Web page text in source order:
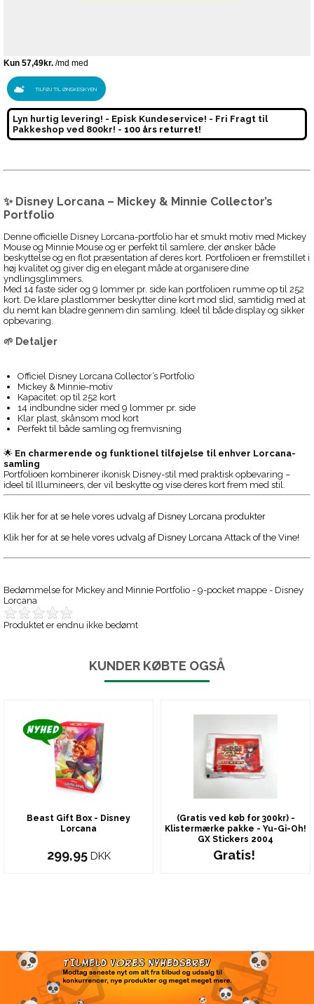
TILFØJ TIL ØNSKESKYEN
Lyn hurtig levering! - Episk Kundeservice! - Fri Fragt til
Pakkeshop ved 800kr! - 100 års returret!
✨ Disney Lorcana – Mickey & Minnie Collector’s
Portfolio
Denne officielle Disney Lorcana-portfolio har et smukt motiv med Mickey
Mouse og Minnie Mouse og er perfekt til samlere, der ønsker både
beskyttelse og en flot præsentation af deres kort. Portfolioen er fremstillet i
høj kvalitet og giver dig en elegant måde at organisere dine
yndlingsglimmers.
Med 14 faste sider og 9 lommer pr. side kan portfolioen rumme op til 252
kort. De klare plastlommer beskytter dine kort mod slid, samtidig med at
du nemt kan bladre gennem din samling. Ideel til både display og sikker
opbevaring.
🌱 Detaljer
Officiel Disney Lorcana Collector’s Portfolio
Mickey & Minnie-motiv
Kapacitet: op til 252 kort
14 indbundne sider med 9 lommer pr. side
Klar plast, skånsom mod kort
Perfekt til både samling og fremvisning
🌟 En charmerende og funktionel tilføjelse til enhver Lorcana-
samling
Portfolioen kombinerer ikonisk Disney-stil med praktisk opbevaring –
ideel til Illumineers, der vil beskytte og vise deres kort frem med stil.
Klik her for at se hele vores udvalg af Disney Lorcana produkter
Klik her for at se hele vores udvalg af Disney Lorcana Attack of the Vine!
Bedømmelse for Mickey and Minnie Portfolio - 9-pocket mappe - Disney
Lorcana
Produktet er endnu ikke bedømt
KUNDER KØBTE OGSÅ
Beast Gift Box - Disney
Lorcana
299,95 DKK
(Gratis ved køb for 300kr) -
Klistermærke pakke - Yu-Gi-Oh!
GX Stickers 2004
Gratis!
TILMELD VORES
NYHEDSBREV
Modtag seneste nyt om alt fra tilbud og udsalg til